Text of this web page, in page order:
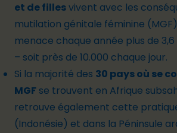
et de fillesvivent avec les
mutilation génitale féminine
menace chaque année plus de
– soit près de 10.000 chaque jour.
Si la majorité des 30 pays où se
MGF se trouvent en Afrique
retrouve également cette
(Indonésie) et dans la Péninsule